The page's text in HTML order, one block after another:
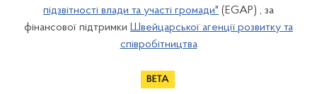
підзвітності влади та участі громади" (EGAP) , за
фінансової підтримки Швейцарської агенції розвитку та
співробітництва